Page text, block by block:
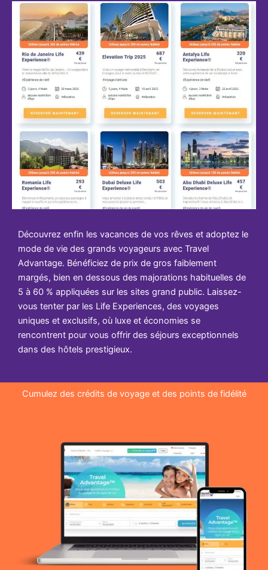
Découvrez enfin les vacances de vos rêves et adoptez le
mode de vie des grands voyageurs avec Travel
Advantage. Bénéficiez de prix de gros faiblement
margés, bien en dessous des majorations habituelles de
5 à 60 % appliquées sur les sites grand public. Laissez-
vous tenter par les Life Experiences, des voyages
uniques et exclusifs, où luxe et économies se
rencontrent pour vous offrir des séjours exceptionnels
dans des hôtels prestigieux.
Cumulez des crédits de voyage et des points de fidélité